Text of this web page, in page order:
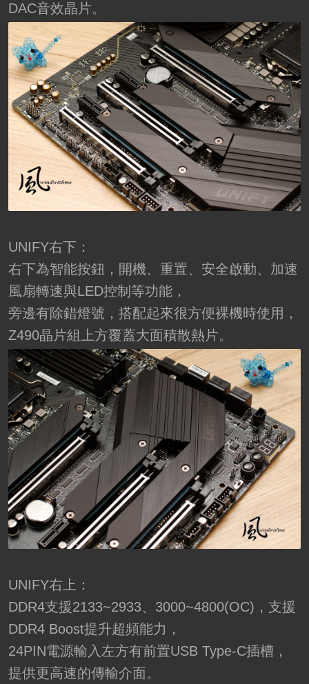
DAC音效晶片。
UNIFY右下：
右下為智能按鈕，開機、重置、安全啟動、加速
風扇轉速與LED控制等功能，
旁邊有除錯燈號，搭配起來很方便裸機時使用，
Z490晶片組上方覆蓋大面積散熱片。
UNIFY右上：
DDR4支援2133~2933、3000~4800(OC)，支援
DDR4 Boost提升超頻能力，
24PIN電源輸入左方有前置USB Type-C插槽，
提供更高速的傳輸介面。